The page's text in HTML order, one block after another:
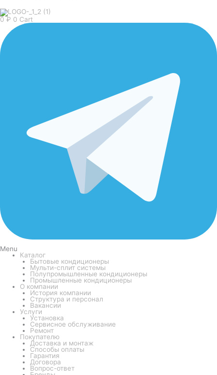
0 ₽ 0 Cart
Menu
Каталог
Бытовые кондиционеры
Мульти-сплит системы
Полупромышленные кондиционеры
Промышленные кондиционеры
О компании
История компании
Структура и персонал
Вакансии
Услуги
Установка
Сервисное обслуживание
Ремонт
Покупателю
Доставка и монтаж
Способы оплаты
Гарантия
Договора
Вопрос-ответ